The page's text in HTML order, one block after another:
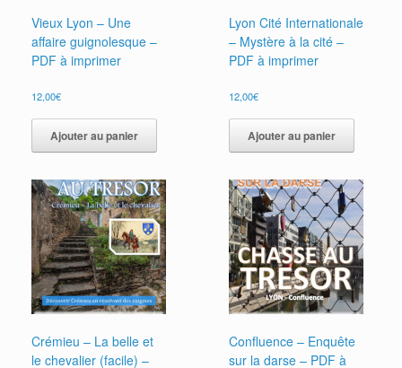
Vieux Lyon – Une
affaire guignolesque –
PDF à imprimer
12,00€
Ajouter au panier
Lyon Cité Internationale
– Mystère à la cité –
PDF à imprimer
12,00€
Ajouter au panier
Crémieu – La belle et
le chevalier (facile) –
Confluence – Enquête
sur la darse – PDF à